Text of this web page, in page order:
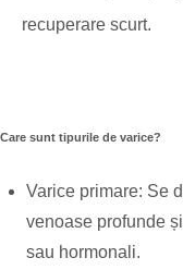
recuperare scurt.
Care sunt tipurile de varice?
Varice primare: Se
venoase profunde
sau hormonali.